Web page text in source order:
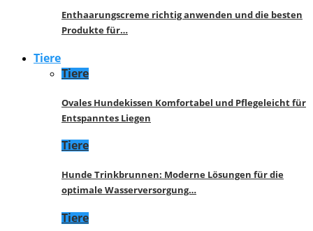
Enthaarungscreme richtig anwenden und die besten
Produkte für…
Tiere
Tiere
Ovales Hundekissen Komfortabel und Pflegeleicht für
Entspanntes Liegen
Tiere
Hunde Trinkbrunnen: Moderne Lösungen für die
optimale Wasserversorgung…
Tiere